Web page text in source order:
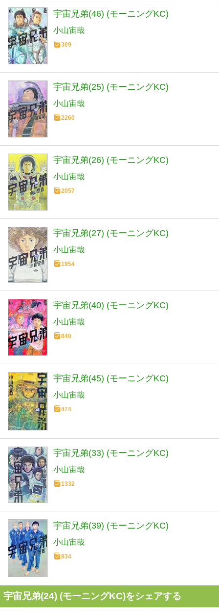
宇宙兄弟(46) (モーニングKC)
小山宙哉
309
宇宙兄弟(25) (モーニングKC)
小山宙哉
2260
宇宙兄弟(26) (モーニングKC)
小山宙哉
2057
宇宙兄弟(27) (モーニングKC)
小山宙哉
1954
宇宙兄弟(40) (モーニングKC)
小山宙哉
840
宇宙兄弟(45) (モーニングKC)
小山宙哉
474
宇宙兄弟(33) (モーニングKC)
小山宙哉
1332
宇宙兄弟(39) (モーニングKC)
小山宙哉
834
宇宙兄弟(24) (モーニングKC)をシェアする